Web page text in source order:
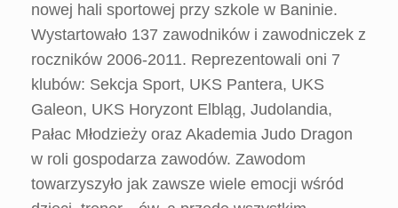
nowej hali sportowej przy szkole w Baninie.
Wystartowało 137 zawodników i zawodniczek z
roczników 2006-2011. Reprezentowali oni 7
klubów: Sekcja Sport, UKS Pantera, UKS
Galeon, UKS Horyzont Elbląg, Judolandia,
Pałac Młodzieży oraz Akademia Judo Dragon
w roli gospodarza zawodów. Zawodom
towarzyszyło jak zawsze wiele emocji wśród